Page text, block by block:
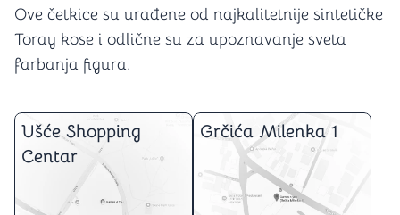
Ove četkice su urađene od najkalitetnije sintetičke
Toray kose i odlične su za upoznavanje sveta
farbanja figura.
Ušće Shopping
Centar
Grčića Milenka 1